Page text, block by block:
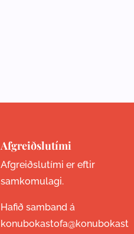
Afgreiðslutími
Afgreiðslutími er eftir
samkomulagi.
Hafið samband á
konubokastofa@konubokast